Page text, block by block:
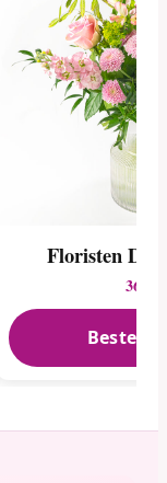
Floristen
36 €